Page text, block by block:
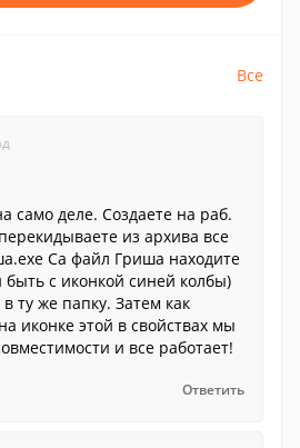
Все
само деле. Создаете на раб.
из архива все
Са файл Гриша находите
быть с иконкой синей колбы)
ту же папку. Затем как
иконке этой в свойствах мы
и все работает!
Ответить